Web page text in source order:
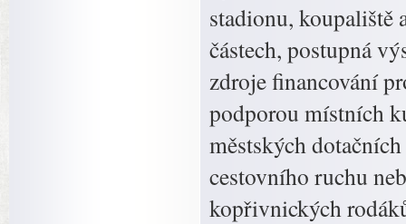
stadionu,
částech, postupná
zdroje financování
podporou místních
městských
cestovního ruchu
kopřivnických